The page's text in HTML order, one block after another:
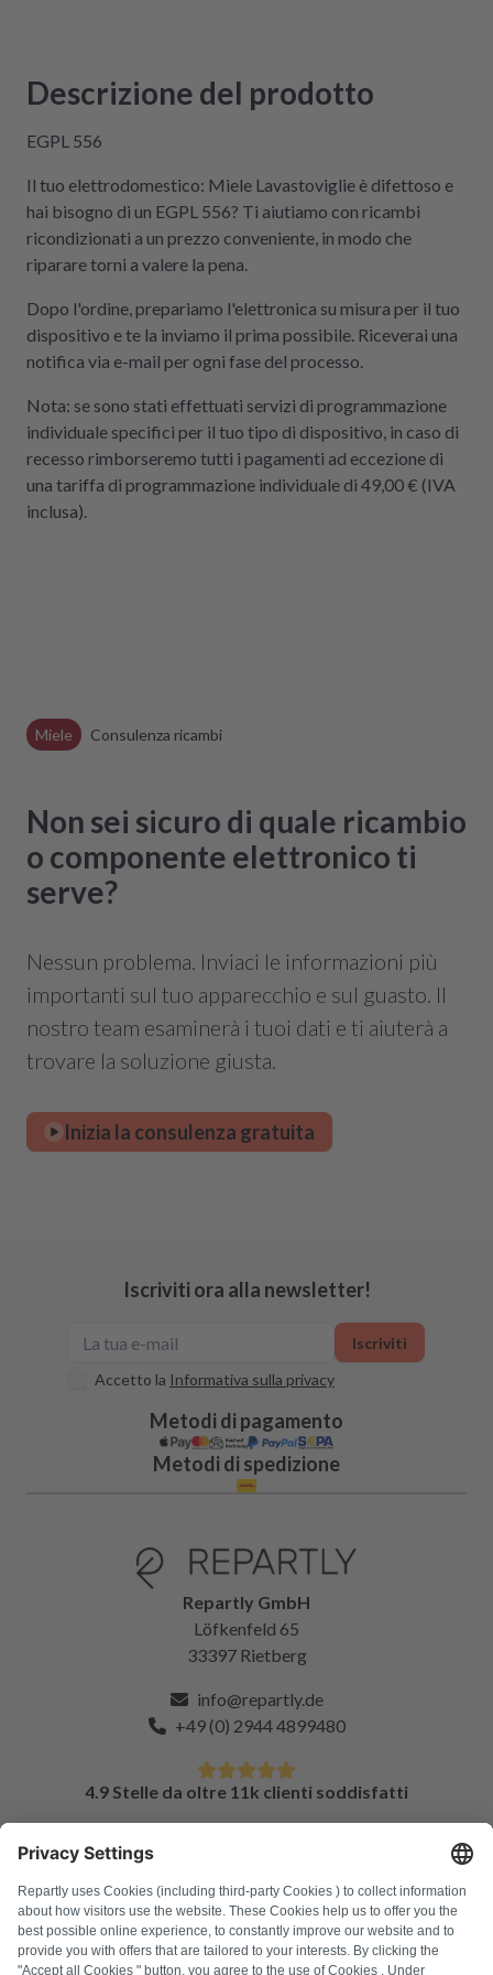
Der Aus- und Einbau der Platine war dank der
Descrizione del prodotto
EGPL 556
Il tuo elettrodomestico: Miele Lavastoviglie è difettoso e
hai bisogno di un EGPL 556? Ti aiutiamo con ricambi
ricondizionati a un prezzo conveniente, in modo che
riparare torni a valere la pena.
Dopo l'ordine, prepariamo l'elettronica su misura per il tuo
dispositivo e te la inviamo il prima possibile. Riceverai una
notifica via e-mail per ogni fase del processo.
Nota: se sono stati effettuati servizi di programmazione
individuale specifici per il tuo tipo di dispositivo, in caso di
recesso rimborseremo tutti i pagamenti ad eccezione di
una tariffa di programmazione individuale di 49,00 € (IVA
inclusa).
Miele Consulenza ricambi
Non sei sicuro di quale ricambio
o componente elettronico ti
serve?
Nessun problema. Inviaci le informazioni più
importanti sul tuo apparecchio e sul guasto. Il
nostro team esaminerà i tuoi dati e ti aiuterà a
trovare la soluzione giusta.
Inizia la consulenza gratuita
Iscriviti ora alla newsletter!
Accetto la Informativa sulla privacy
Iscriviti
Metodi di pagamento
Metodi di spedizione
Repartly GmbH
Löfkenfeld 65
33397 Rietberg
info@repartly.de
+49 (0) 2944 4899480
4.9 Stelle da oltre 11k clienti soddisfatti
DOMANDE FREQUENTI
Tutti i codici di errore